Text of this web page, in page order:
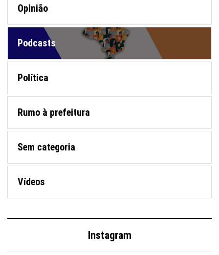
Opinião
Podcasts
Política
Rumo à prefeitura
Sem categoria
Vídeos
Instagram